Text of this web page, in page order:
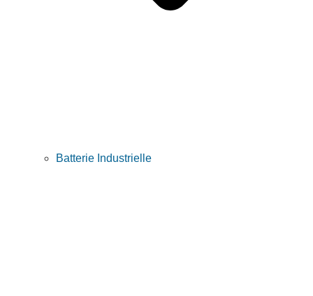
Batterie Industrielle